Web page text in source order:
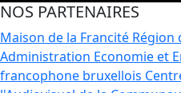
NOS PARTENAIRES
Maison de la Francité Région
Administration Economie et
francophone bruxellois